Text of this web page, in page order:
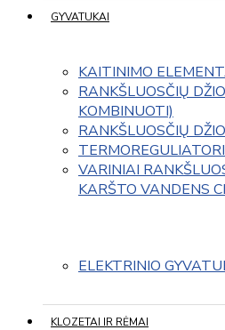
GYVATUKAI
KAITINIMO
RANKŠLUOSČIŲ
KOMBINUOTI)
RANKŠLUOSČIŲ
VARINIAI
KARŠTO VANDENS
ELEKTRINIO
KLOZETAI IR RĖMAI